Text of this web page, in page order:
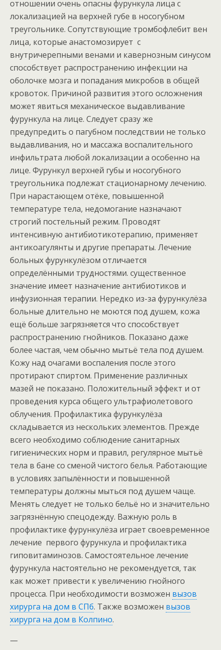
отношении очень опасны фурункула лица с
локализацией на верхней губе в носогубном
треугольнике. Сопутствующие тромбофлебит вен
лица, которые анастомозирует с
внутричерепными венами и кавернозным синусом
способствует распространению инфекции на
оболочке мозга и попадания микробов в общей
кровоток. Причиной развития этого осложнения
может явиться механическое выдавливание
фурункула на лице. Следует сразу же
предупредить о пагубном последствии не только
выдавливания, но и массажа воспалительного
инфильтрата любой локализации а особенно на
лице. Фурункул верхней губы и носогубного
треугольника подлежат стационарному лечению.
При нарастающем отёке, повышенной
температуре тела, недомогание назначают
строгий постельный режим. Проводят
интенсивную антибиотикотерапию, применяет
антикоагулянты и другие препараты. Лечение
больных фурункулёзом отличается
определёнными трудностями. существенное
значение имеет назначение антибиотиков и
инфузионная терапии. Нередко из-за фурункулёза
больные длительно не моются под душем, кожа
ещё больше загрязняется что способствует
распространению гнойников. Показано даже
более частая, чем обычно мытьё тела под душем.
Кожу над очагами воспаления после этого
протирают спиртом. Применение различных
мазей не показано. Положительный эффект и от
проведения курса общего ультрафиолетового
облучения. Профилактика фурункулёза
складывается из нескольких элементов. Прежде
всего необходимо соблюдение санитарных
гигиенических норм и правил, регулярное мытьё
тела в бане со сменой чистого белья. Работающие
в условиях запылённости и повышенной
температуры должны мыться под душем чаще.
Менять следует не только бельё но и значительно
загрязнённую спецодежду. Важную роль в
профилактике фурункулёза играет своевременное
лечение первого фурункула и профилактика
гиповитаминозов. Самостоятельное лечение
фурункула настоятельно не рекомендуется, так
как может привести к увеличению гнойного
процесса. При необходимости возможен вызов
хирурга на дом в СПб. Также возможен вызов
хирурга на дом в Колпино.
—